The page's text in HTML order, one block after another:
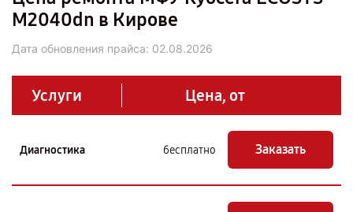
M2040dn в Кирове
Дата обновления прайса: 02.08.2026
Услуги Цена, от
Диагностика бесплатно Заказать